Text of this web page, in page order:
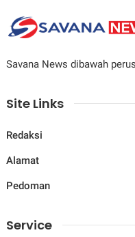
Savana News dibawah
Site Links
Redaksi
Alamat
Pedoman
Service